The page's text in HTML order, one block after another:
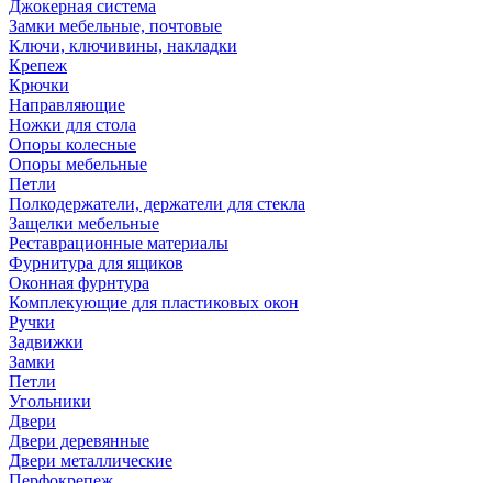
Джокерная система
Замки мебельные, почтовые
Ключи, ключивины, накладки
Крепеж
Крючки
Направляющие
Ножки для стола
Опоры колесные
Опоры мебельные
Петли
Полкодержатели, держатели для стекла
Защелки мебельные
Реставрационные материалы
Фурнитура для ящиков
Оконная фурнтура
Комплекующие для пластиковых окон
Ручки
Задвижки
Замки
Петли
Угольники
Двери
Двери деревянные
Двери металлические